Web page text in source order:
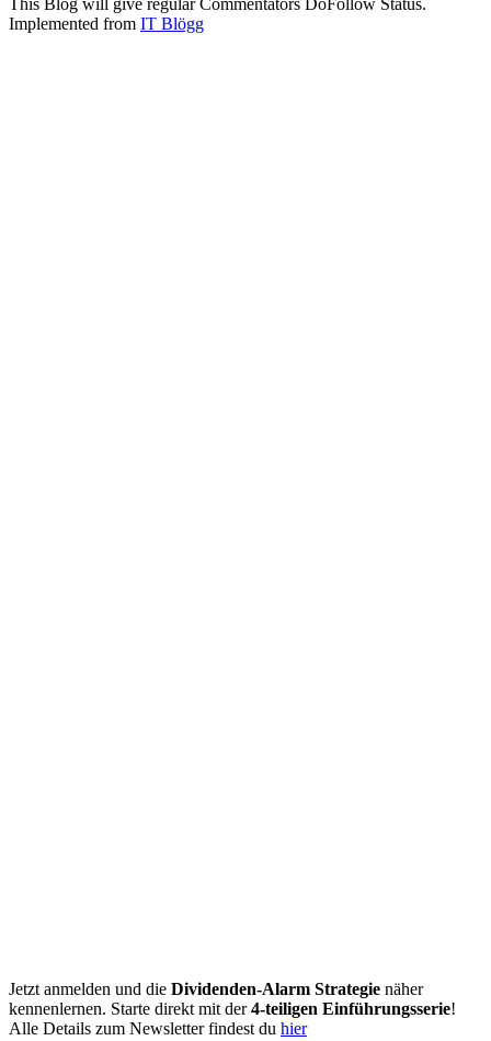
This Blog will give regular Commentators DoFollow Status.
Implemented from IT Blögg
Jetzt anmelden und die Dividenden-Alarm Strategie näher
kennenlernen. Starte direkt mit der4-teiligen Einführungsserie!
Alle Details zum Newsletter findest du hier